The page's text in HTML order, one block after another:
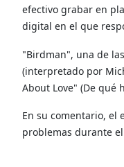
efectivo grabar en
digital en el que
"Birdman", una de
(interpretado por
About Love" (De qué
En su comentario, el
problemas durante